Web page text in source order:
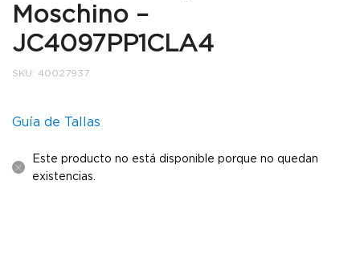
Moschino –
JC4097PP1CLA4
SKU: 40027937
Guía de Tallas
Este producto no está disponible porque no quedan
existencias.